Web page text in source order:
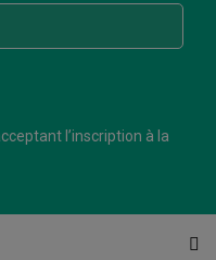
l’inscription à la